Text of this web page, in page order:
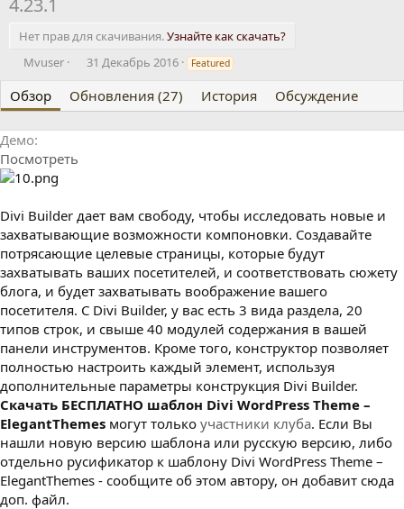
Нет прав для скачивания.Узнайте как скачать?
А
т
о
Mvuser
Д
т
а
и
я
31 Декабрь 2016 Featured
Обзор Обновления (27) История Обсуждение
Демо
Посмотреть
Divi Builder дает вам свободу, чтобы исследовать новые и
захватывающие возможности компоновки. Создавайте
потрясающие целевые страницы, которые будут
захватывать ваших посетителей, и соответствовать сюжету
блога, и будет захватывать воображение вашего
посетителя. С Divi Builder, у вас есть 3 вида раздела, 20
типов строк, и свыше 40 модулей содержания в вашей
панели инструментов. Кроме того, конструктор позволяет
полностью настроить каждый элемент, используя
дополнительные параметры конструкция Divi Builder.
Cкачать БЕСПЛАТНО шаблон Divi WordPress Theme –
ElegantThemes могут только участники клуба. Если Вы
нашли новую версию шаблона или русскую версию, либо
отдельно русификатор к шаблону Divi WordPress Theme –
ElegantThemes - сообщите об этом автору, он добавит сюда
доп. файл.